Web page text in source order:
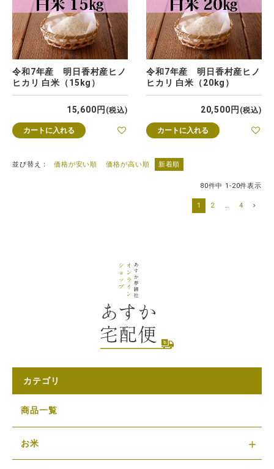
令和7年産 明日香村産ヒノ
ヒカリ 白米（15kg）
15,600 税込
カートに入れる
令和7年産 明日香村産ヒノ
ヒカリ 白米（20kg）
20,500 税込
カートに入れる
並び替え 価格が安い順 価格が高い順 新着順
80件中 1 -20件表示
1 2 … 4
カテゴリ
商品一覧
お米